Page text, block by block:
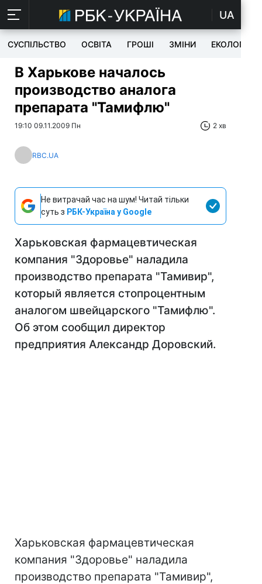
UA
СУСПІЛЬСТВО ОСВІТА ГРОШІ ЗМІНИ ЕКОЛОГІЯ
В Харькове началось
производство аналога
препарата "Тамифлю"
19:10 09.11.2009 Пн 2 хв
RBC.UA
Не витрачай час на шум! Читай тільки
суть з РБК-Україна у Google
Харьковская фармацевтическая
компания "Здоровье" наладила
производство препарата "Тамивир",
который является стопроцентным
аналогом швейцарского "Тамифлю".
Об этом сообщил директор
предприятия Александр Доровский.
Харьковская фармацевтическая
компания "Здоровье" наладила
производство препарата "Тамивир",